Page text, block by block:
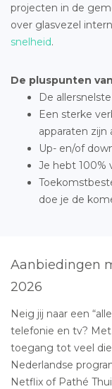
projecten in de
over glasvezel
snelheid.
De pluspunten
De
Een sterke
apparaten zijn
Up- en/of
Je hebt 100%
doe je de
Aanbiedingen
2026
Neig jij naar een
telefonie en tv?
toegang tot veel
Nederlandse
Netflix of Pathé